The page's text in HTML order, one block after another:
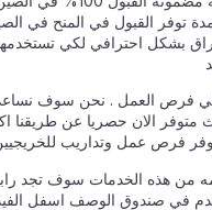
توفر القبول في المنح في
بشكل احترافي لكي
فرص العمل . نحن سوف
فرص عمل وتداريب
من هذه الخدمات سوف تجد
في صندوق الوصف اسفل